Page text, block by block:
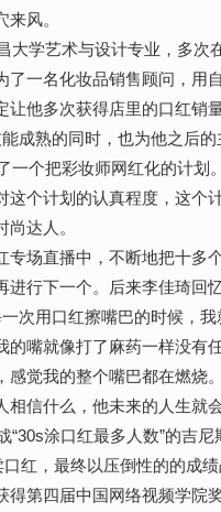
风。
学艺术与设计专业，多次
了一名化妆品销售顾问，用
让他多次获得店里的口红销
成熟的同时，也为他之后
个把彩妆师网红化的计划
这个计划的认真程度，这个
达人。
场直播中，不断地把十多
进行下一个。后来李佳琦回
次用口红擦嘴巴的时候，
的嘴就像打了麻药一样没有
感觉我的整个嘴巴都在燃烧
信什么，他未来的人生就
涂口红最多人数”的吉尼
红，最终以压倒性的的成
第四届中国网络视频学院